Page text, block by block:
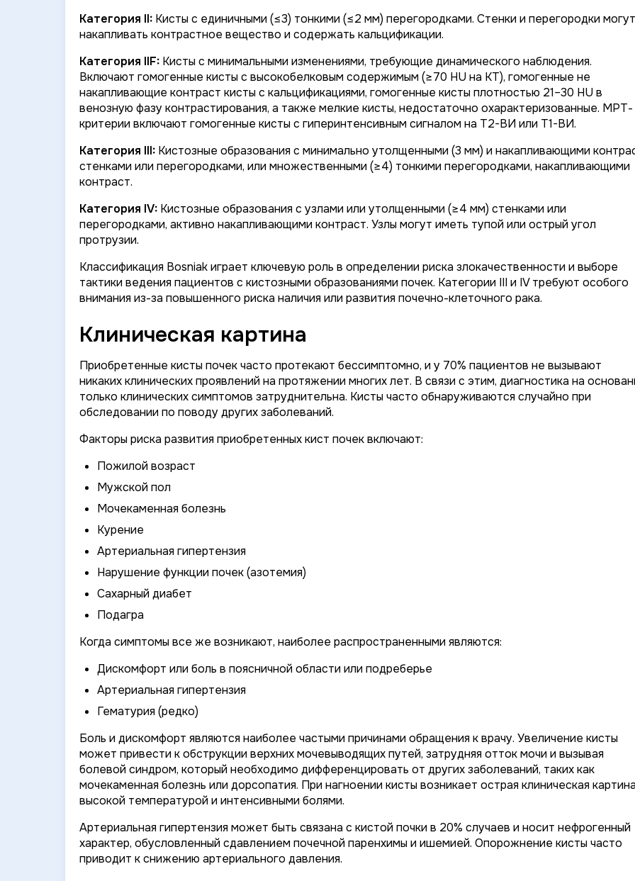
Категория II: Кисты с единичными (≤3) тонкими (≤2 мм) перегородками. Стенки и перегородки могут
накапливать контрастное вещество и содержать кальцификации.
Категория IIF: Кисты с минимальными изменениями, требующие динамического наблюдения.
Включают гомогенные кисты с высокобелковым содержимым (≥70 HU на КТ), гомогенные не
накапливающие контраст кисты с кальцификациями, гомогенные кисты плотностью 21–30 HU в
венозную фазу контрастирования, а также мелкие кисты, недостаточно охарактеризованные. МРТ-
критерии включают гомогенные кисты с гиперинтенсивным сигналом на Т2-ВИ или Т1-ВИ.
Категория III: Кистозные образования с минимально утолщенными (3 мм) и накапливающими
стенками или перегородками, или множественными (≥4) тонкими перегородками, накапливающими
контраст.
Категория IV: Кистозные образования с узлами или утолщенными (≥4 мм) стенками или
перегородками, активно накапливающими контраст. Узлы могут иметь тупой или острый угол
протрузии.
Классификация Bosniak играет ключевую роль в определении риска злокачественности и выборе
тактики ведения пациентов с кистозными образованиями почек. Категории III и IV требуют особого
внимания из-за повышенного риска наличия или развития почечно-клеточного рака.
Клиническая картина
Приобретенные кисты почек часто протекают бессимптомно, и у 70% пациентов не вызывают
никаких клинических проявлений на протяжении многих лет. В связи с этим, диагностика на
только клинических симптомов затруднительна. Кисты часто обнаруживаются случайно при
обследовании по поводу других заболеваний.
Факторы риска развития приобретенных кист почек включают:
Пожилой возраст
Мужской пол
Мочекаменная болезнь
Курение
Артериальная гипертензия
Нарушение функции почек (азотемия)
Сахарный диабет
Подагра
Когда симптомы все же возникают, наиболее распространенными являются:
Дискомфорт или боль в поясничной области или подреберье
Артериальная гипертензия
Гематурия (редко)
Боль и дискомфорт являются наиболее частыми причинами обращения к врачу. Увеличение кисты
может привести к обструкции верхних мочевыводящих путей, затрудняя отток мочи и вызывая
болевой синдром, который необходимо дифференцировать от других заболеваний, таких как
мочекаменная болезнь или дорсопатия. При нагноении кисты возникает острая клиническая
высокой температурой и интенсивными болями.
Артериальная гипертензия может быть связана с кистой почки в 20% случаев и носит нефрогенный
характер, обусловленный сдавлением почечной паренхимы и ишемией. Опорожнение кисты часто
приводит к снижению артериального давления.